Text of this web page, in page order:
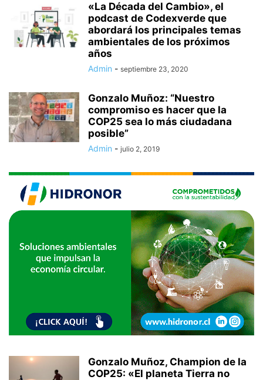
«La Década del Cambio», el
podcast de Codexverde que
abordará los principales temas
ambientales de los próximos
años
Admin - septiembre 23, 2020
Gonzalo Muñoz: “Nuestro
compromiso es hacer que la
COP25 sea lo más ciudadana
posible”
Admin - julio 2, 2019
Gonzalo Muñoz, Champion de la
COP25: «El planeta Tierra no